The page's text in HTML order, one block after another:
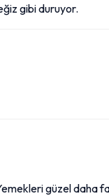
gibi duruyor.
güzel daha